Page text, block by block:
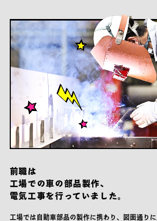
前職は
工場での車の部品製作、
電気工事を行っていました。
工場では自動車部品の製作に携わり、図面通り